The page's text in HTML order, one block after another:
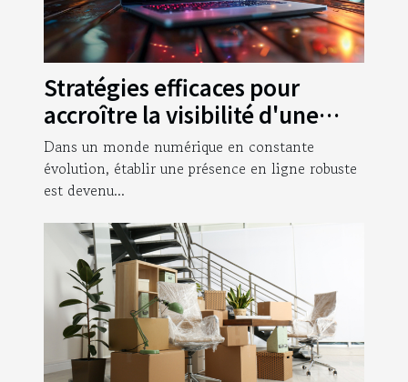
Stratégies efficaces pour
accroître la visibilité d'une
entreprise en ligne
Dans un monde numérique en constante
évolution, établir une présence en ligne robuste
est devenu...